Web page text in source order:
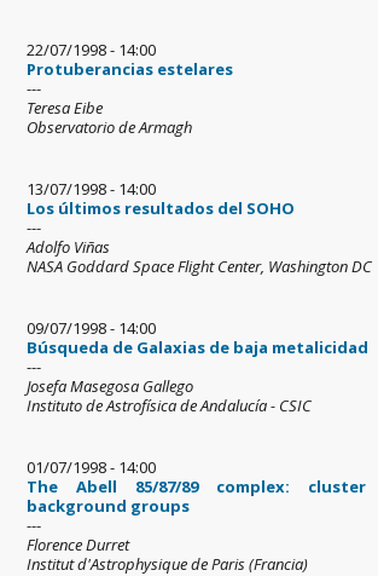
22/07/1998 - 14:00
Protuberancias estelares
---
Teresa Eibe
Observatorio de Armagh
13/07/1998 - 14:00
Los últimos resultados del SOHO
---
Adolfo Viñas
NASA Goddard Space Flight Center, Washington DC
09/07/1998 - 14:00
Búsqueda de Galaxias de baja metalicidad
---
Josefa Masegosa Gallego
Instituto de Astrofísica de Andalucía - CSIC
01/07/1998 - 14:00
The Abell 85/87/89 complex:
background groups
---
Florence Durret
Institut d'Astrophysique de Paris (Francia)